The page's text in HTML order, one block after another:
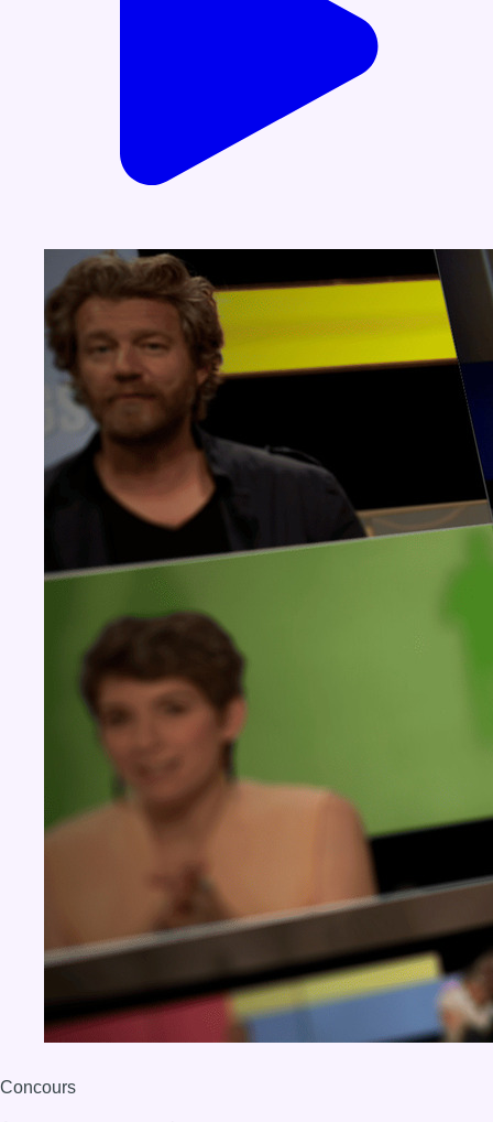
Aucun concours pour le moment